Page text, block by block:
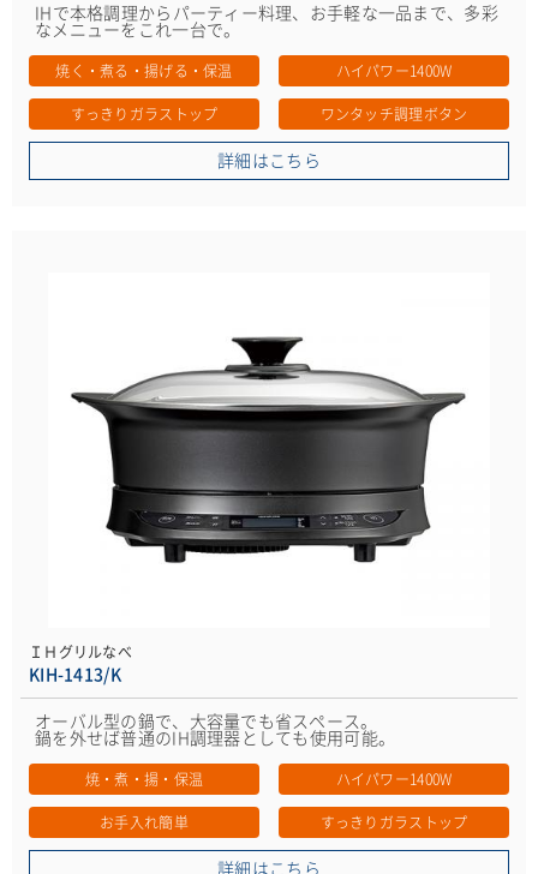
IHで本格調理からパーティー料理、お手軽な一品まで、多彩
なメニューをこれ一台で。
焼く・煮る・揚げる・保温 ハイパワー1400W
すっきりガラストップ ワンタッチ調理ボタン
詳細はこちら
ＩＨグリルなべ
KIH-1413/K
オーバル型の鍋で、大容量でも省スペース。
鍋を外せば普通のIH調理器としても使用可能。
焼・煮・揚・保温 ハイパワー1400W
お手入れ簡単 すっきりガラストップ
詳細はこちら